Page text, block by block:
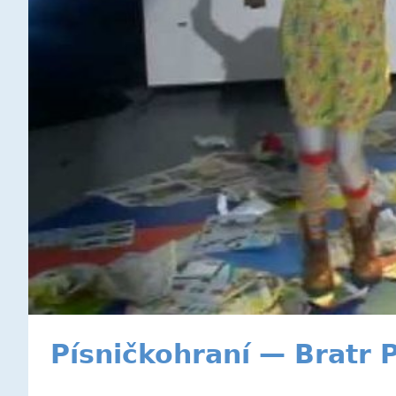
Písničkohraní — Bratr